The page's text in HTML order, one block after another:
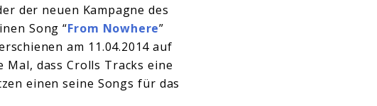
der neuen Kampagne des
Song “From Nowhere”
am 11.04.2014 auf
Mal, dass Crolls Tracks eine
einen seine Songs für das